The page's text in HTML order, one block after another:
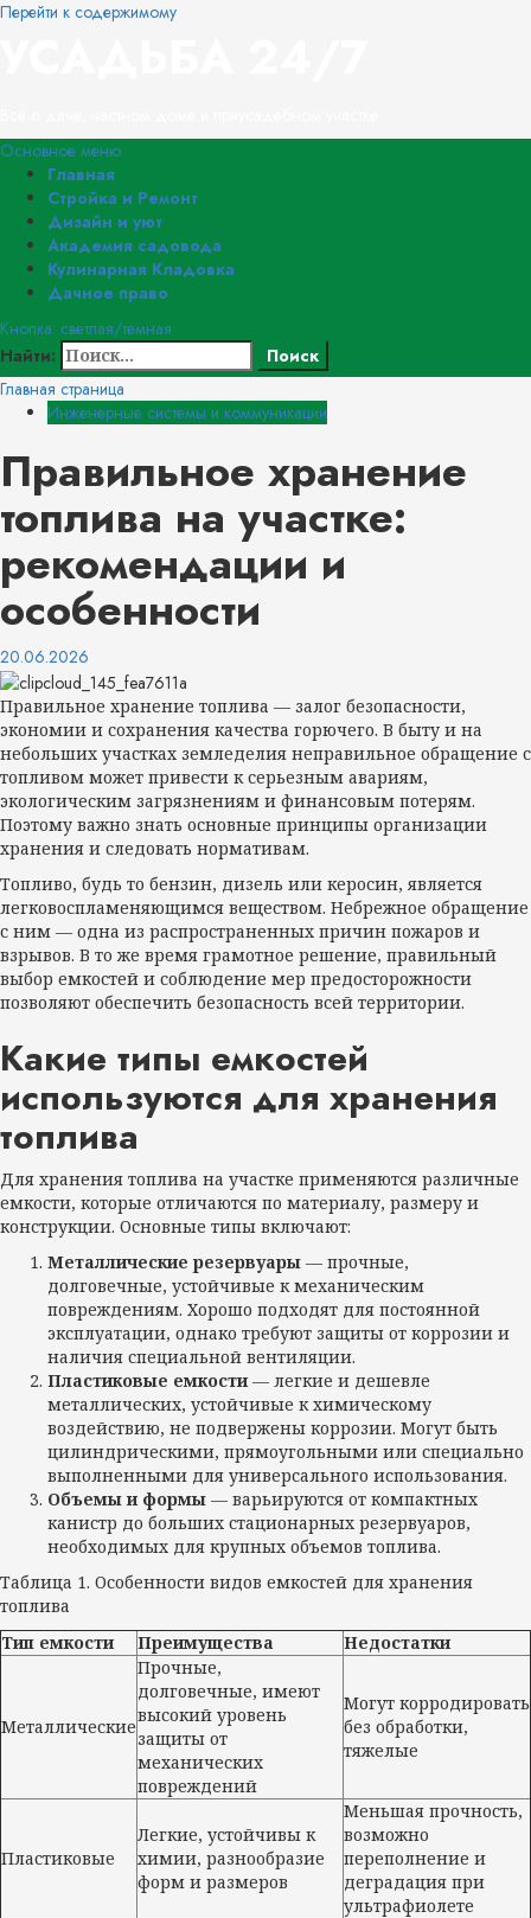
Перейти к содержимому
Основное меню
Главная
Стройка и Ремонт
Дизайн и уют
Академия садовода
Кулинарная Кладовка
Дачное право
Кнопка: светлая/темная
Найти:
Главная страница
Инженерные системы и коммуникации
Правильное хранение
топлива на участке:
рекомендации и
особенности
20.06.2026
Правильное хранение топлива — залог безопасности,
экономии и сохранения качества горючего. В быту и на
небольших участках земледелия неправильное обращение с
топливом может привести к серьезным авариям,
экологическим загрязнениям и финансовым потерям.
Поэтому важно знать основные принципы организации
хранения и следовать нормативам.
Топливо, будь то бензин, дизель или керосин, является
легковоспламеняющимся веществом. Небрежное обращение
с ним — одна из распространенных причин пожаров и
взрывов. В то же время грамотное решение, правильный
выбор емкостей и соблюдение мер предосторожности
позволяют обеспечить безопасность всей территории.
Какие типы емкостей
используются для хранения
топлива
Для хранения топлива на участке применяются различные
емкости, которые отличаются по материалу, размеру и
конструкции. Основные типы включают:
Металлические резервуары — прочные,
долговечные, устойчивые к механическим
повреждениям. Хорошо подходят для постоянной
эксплуатации, однако требуют защиты от коррозии и
наличия специальной вентиляции.
Пластиковые емкости— легкие и дешевле
металлических, устойчивые к химическому
воздействию, не подвержены коррозии. Могут быть
цилиндрическими, прямоугольными или специально
выполненными для универсального использования.
Объемы и формы — варьируются от компактных
канистр до больших стационарных резервуаров,
необходимых для крупных объемов топлива.
Таблица 1. Особенности видов емкостей для хранения
топлива
Тип емкости
Преимущества Недостатки
Металлические
Прочные,
долговечные, имеют
высокий уровень
защиты от
механических
повреждений
Могут корродировать
без обработки,
тяжелые
Пластиковые
Легкие, устойчивы к
химии, разнообразие
форм и размеров
Меньшая прочность,
возможно
переполнение и
деградация при
ультрафиолете